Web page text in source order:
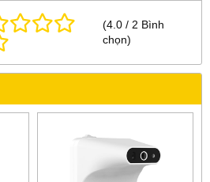
(4.0 /2 Bình
chọn)